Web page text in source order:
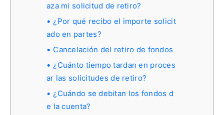
aza mi solicitud de retiro?
¿Por qué recibo el importe solicit
ado en partes?
Cancelación del retiro de fondos
¿Cuánto tiempo tardan en proces
ar las solicitudes de retiro?
¿Cuándo se debitan los fondos d
e la cuenta?